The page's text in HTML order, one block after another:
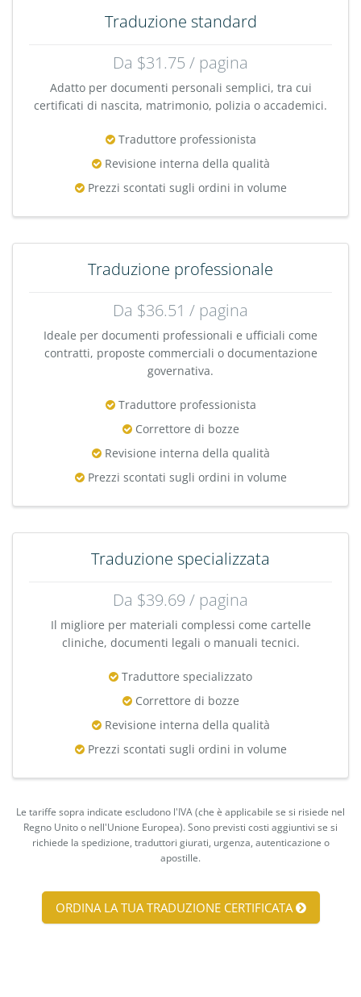
Traduzione standard
Da $31.75 / pagina
Adatto per documenti personali semplici, tra cui
certificati di nascita, matrimonio, polizia o accademici.
Traduttore professionista
Revisione interna della qualità
Prezzi scontati sugli ordini in volume
Traduzione professionale
Da $36.51 / pagina
Ideale per documenti professionali e ufficiali come
contratti, proposte commerciali o documentazione
governativa.
Traduttore professionista
Correttore di bozze
Revisione interna della qualità
Prezzi scontati sugli ordini in volume
Traduzione specializzata
Da $39.69 / pagina
Il migliore per materiali complessi come cartelle
cliniche, documenti legali o manuali tecnici.
Traduttore specializzato
Correttore di bozze
Revisione interna della qualità
Prezzi scontati sugli ordini in volume
Le tariffe sopra indicate escludono l'IVA (che è applicabile se si risiede nel
Regno Unito o nell'Unione Europea). Sono previsti costi aggiuntivi se si
richiede la spedizione, traduttori giurati, urgenza, autenticazione o
apostille.
ORDINA LA TUA TRADUZIONE CERTIFICATA